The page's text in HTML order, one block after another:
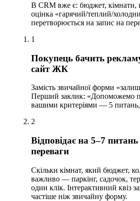
В CRM вже є: бюджет, кімнати,
оцінка «гарячий/теплий/
перетворюється на запис на
1
Покупець бачить
сайт ЖК
Замість звичайної форми
Перший заклик: «Допоможемо
вашими критеріями — 5
2
Відповідає на 5–7
переваги
Скільки кімнат, який бюджет,
важливо — паркінг, садочок,
один клік. Інтерактивний квіз
частіше ніж звичайну форму.